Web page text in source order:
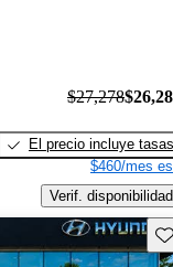
$27,278
El precio incluye tasas
$460/mes
Verif. disponibilidad